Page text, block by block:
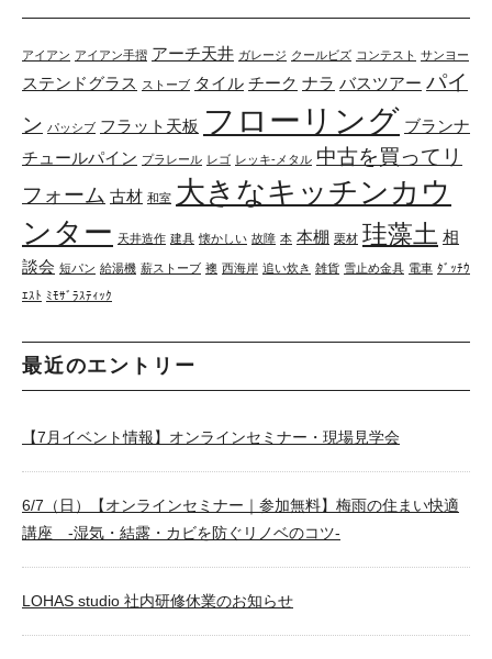
アイアン アイアン手摺 アーチ天井 ガレージ クールビズ コンテスト サンヨー
ステンドグラス ストーブ タイル チーク ナラ バスツアー パイ
ン パッシブ フラット天板 フローリング ブランナ
チュールパイン プラレール レゴ レッキ-メタル 中古を買ってリ
フォーム 古材 和室 大きなキッチンカウ
ンター 天井造作 建具 懐かしい 故障 本 本棚 栗材 珪藻土 相
談会 短パン 給湯機 薪ストーブ 襖 西海岸 追い炊き 雑貨 雪止め金具 電車 ﾀﾞｯﾁｳ
ｴｽﾄ ﾐﾓｻﾞﾗｽﾃｨｯｸ
最近のエントリー
【7月イベント情報】オンラインセミナー・現場見学会
6/7（日）【オンラインセミナー｜参加無料】梅雨の住まい快適
講座 -湿気・結露・カビを防ぐリノベのコツ-
LOHAS studio 社内研修休業のお知らせ